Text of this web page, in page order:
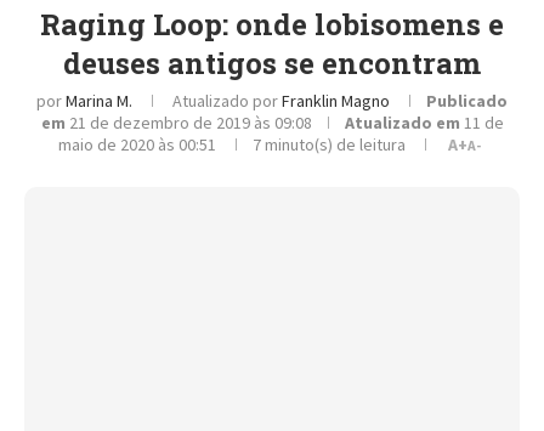
Raging Loop: onde lobisomens e
deuses antigos se encontram
porMarina M. Atualizado porFranklin Magno
Publicado
em 21 de dezembro de 2019 às 09:08 Atualizado em 11 de
maio de 2020 às 00:51
7 minuto(s) de leitura A+A-